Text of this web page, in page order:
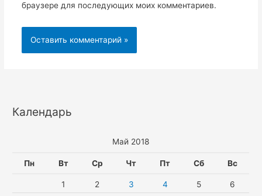
браузере для последующих моих комментариев.
Календарь
Май 2018
Пн Вт Ср Чт Пт Сб Вс
1 2 3 4 5
6